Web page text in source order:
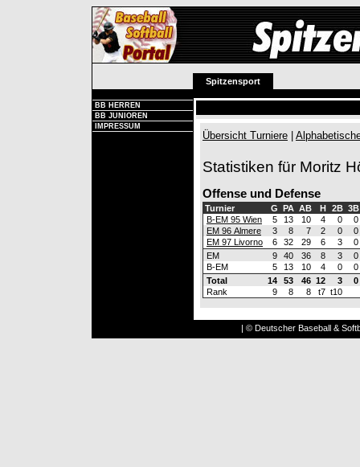
Spitzensport
BB HERREN
BB JUNIOREN
IMPRESSUM
Übersicht Turniere
Statistiken für Moritz
Offense und Defense
Turnier G PA AB H 2B 3B
B-EM 95 Wien
5 13 10 4 0
0
EM 96 Almere
3 8 7 2 0
0
EM 97 Livorno
6 32 29 6 3
0
EM
9 40 36 8 3
0
B-EM
5 13 10 4 0
0
Total
14 53 46 12 3
0
Rank
9 8 8 t7 t10
| © Deutscher Baseball &